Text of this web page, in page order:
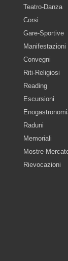
Teatro-Danza
Corsi
Gare-Sportive
Manifestazioni
Convegni
Riti-Religiosi
Reading
Escursioni
Raduni
Memoriali
Mostre-
Rievocazioni